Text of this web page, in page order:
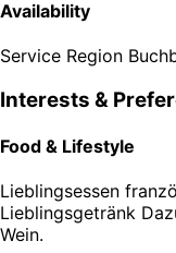
Availability
Service Region
Interests &
Food & Lifestyle
Lieblingsessen
Lieblingsgetränk
Wein.